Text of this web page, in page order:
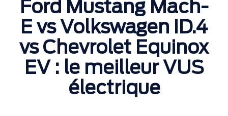
Ford Mustang Mach-
E vs Volkswagen ID.4
vs Chevrolet Equinox
EV : le meilleur VUS
électrique